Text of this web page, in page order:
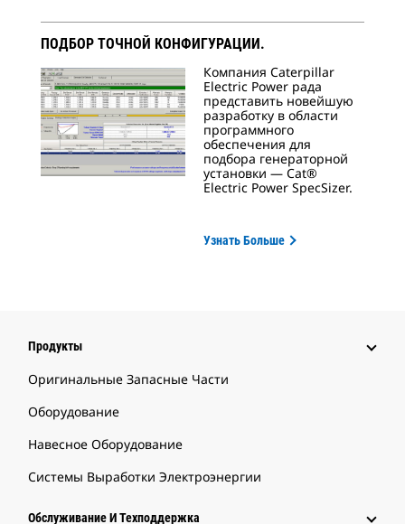
ПОДБОР ТОЧНОЙ КОНФИГУРАЦИИ.
Компания Caterpillar
Electric Power рада
представить новейшую
разработку в области
программного
обеспечения для
подбора генераторной
установки — Cat®
Electric Power SpecSizer.
Узнать Больше
Продукты
Оригинальные Запасные Части
Оборудование
Навесное Оборудование
Системы Выработки Электроэнергии
Обслуживание И Техподдержка